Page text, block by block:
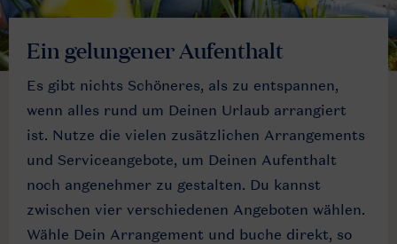
Ein gelungener Aufenthalt
Es gibt nichts Schöneres, als zu entspannen,
wenn alles rund um Deinen Urlaub arrangiert
ist. Nutze die vielen zusätzlichen Arrangements
und Serviceangebote, um Deinen Aufenthalt
noch angenehmer zu gestalten. Du kannst
zwischen vier verschiedenen Angeboten wählen.
Wähle Dein Arrangement und buche direkt, so